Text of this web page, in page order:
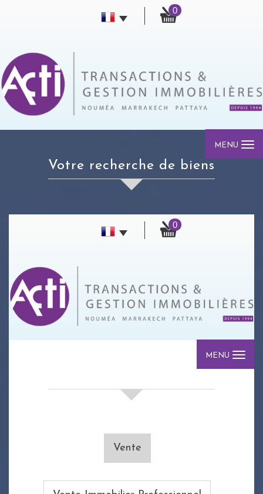
0
MENU
votre recherche de biens
0
MENU
Vente